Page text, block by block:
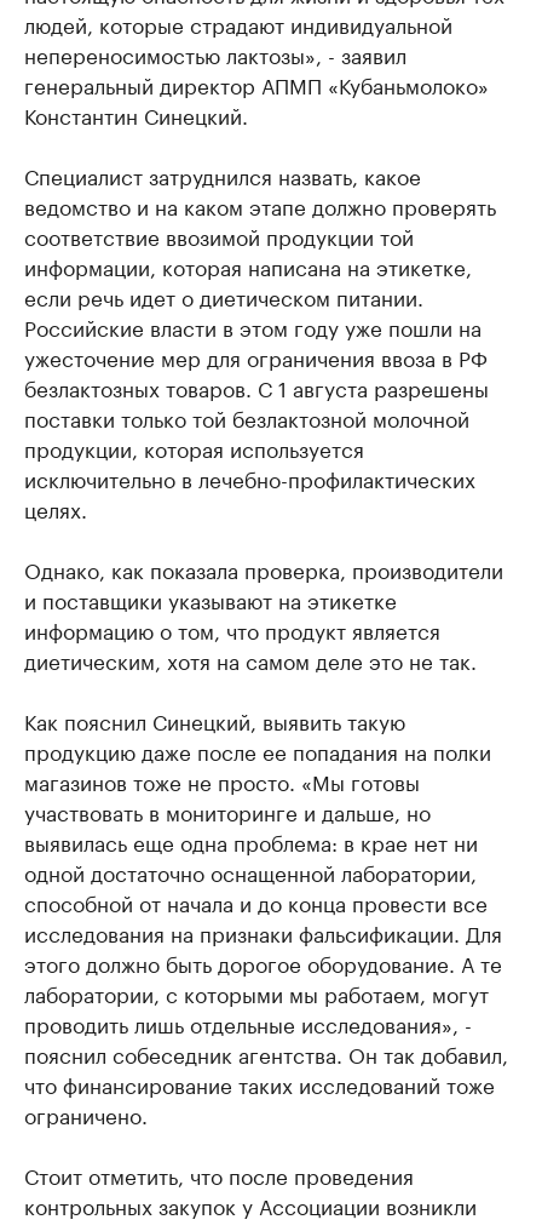
людей, которые страдают индивидуальной
непереносимостью лактозы», - заявил
генеральный директор АПМП «Кубаньмолоко»
Константин Синецкий.
Специалист затруднился назвать, какое
ведомство и на каком этапе должно проверять
соответствие ввозимой продукции той
информации, которая написана на этикетке,
если речь идет о диетическом питании.
Российские власти в этом году уже пошли на
ужесточение мер для ограничения ввоза в РФ
безлактозных товаров. С 1 августа разрешены
поставки только той безлактозной молочной
продукции, которая используется
исключительно в лечебно-профилактических
целях.
Однако, как показала проверка, производители
и поставщики указывают на этикетке
информацию о том, что продукт является
диетическим, хотя на самом деле это не так.
Как пояснил Синецкий, выявить такую
продукцию даже после ее попадания на полки
магазинов тоже не просто. «Мы готовы
участвовать в мониторинге и дальше, но
выявилась еще одна проблема: в крае нет ни
одной достаточно оснащенной лаборатории,
способной от начала и до конца провести все
исследования на признаки фальсификации. Для
этого должно быть дорогое оборудование. А те
лаборатории, с которыми мы работаем, могут
проводить лишь отдельные исследования», -
пояснил собеседник агентства. Он так добавил,
что финансирование таких исследований тоже
ограничено.
Стоит отметить, что после проведения
контрольных закупок у Ассоциации возникли